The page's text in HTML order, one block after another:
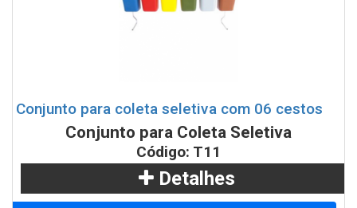
Conjunto para coleta seletiva com 06 cestos
Conjunto para Coleta Seletiva
Código: T11
Detalhes